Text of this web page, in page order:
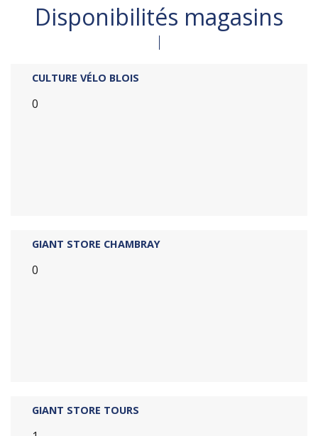
Disponibilités magasins
CULTURE VÉLO BLOIS
0
GIANT STORE CHAMBRAY
0
GIANT STORE TOURS